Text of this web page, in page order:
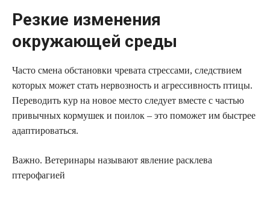
Резкие изменения
окружающей среды
Часто смена обстановки чревата стрессами, следствием
которых может стать нервозность и агрессивность птицы.
Переводить кур на новое место следует вместе с частью
привычных кормушек и поилок – это поможет им быстрее
адаптироваться.
Важно. Ветеринары называют явление расклева
птерофагией